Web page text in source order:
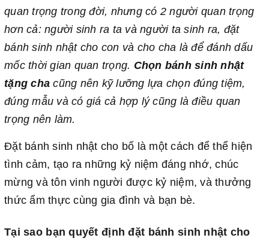
quan trọng trong đời, nhưng có 2 người quan trọng
hơn cả: người sinh ra ta và người ta sinh ra, đặt
bánh sinh nhật cho con và cho cha là để đánh dấu
mốc thời gian quan trọng. Chọn bánh sinh nhật
tặng chacũng nên kỹ lưỡng lựa chọn đúng tiệm,
đúng mẫu và có giá cả hợp lý cũng là điều quan
trọng nên làm.
Đặt bánh sinh nhật cho bố là một cách để thể hiện
tình cảm, tạo ra những kỷ niệm đáng nhớ, chúc
mừng và tôn vinh người được kỷ niệm, và thưởng
thức ẩm thực cùng gia đình và bạn bè.
Tại sao bạn quyết định đặt bánh sinh nhật cho